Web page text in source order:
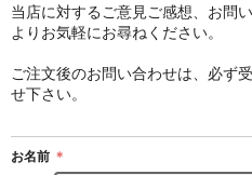
当店に対するご意見ご感想、お問
よりお気軽にお尋ねください。
ご注文後のお問い合わせは、必ず
せ下さい。
お名前 ＊